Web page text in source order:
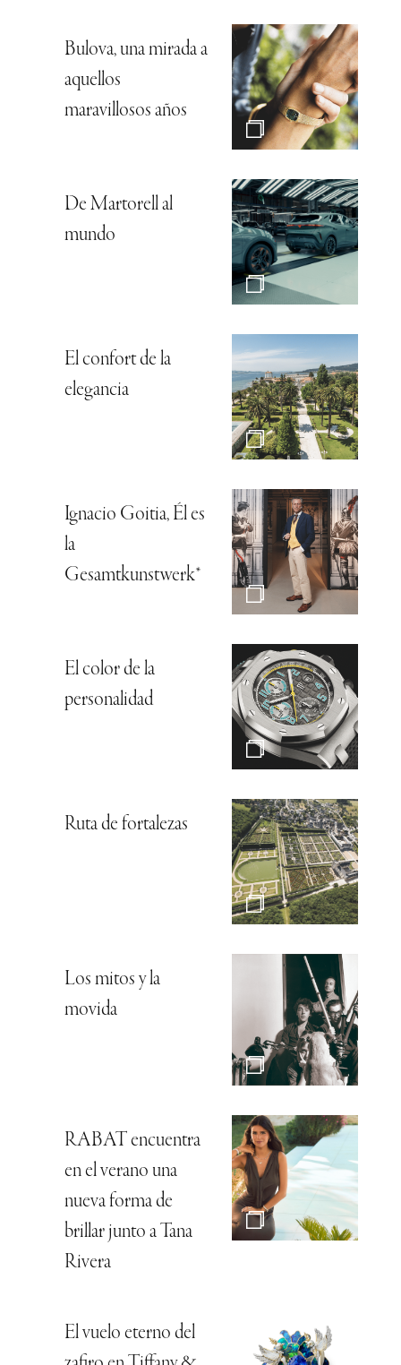
Bulova, una mirada a
aquellos
maravillosos años
De Martorell al
mundo
El confort de la
elegancia
Ignacio Goitia, Él es
la
Gesamtkunstwerk*
El color de la
personalidad
Ruta de fortalezas
Los mitos y la
movida
RABAT encuentra
en el verano una
nueva forma de
brillar junto a Tana
Rivera
El vuelo eterno del